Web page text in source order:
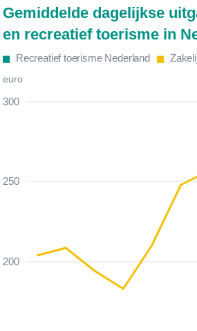
Gemiddelde dagelijkse
en recreatief toerisme in
euro
Recreatief toerisme Nederland
200
250
300